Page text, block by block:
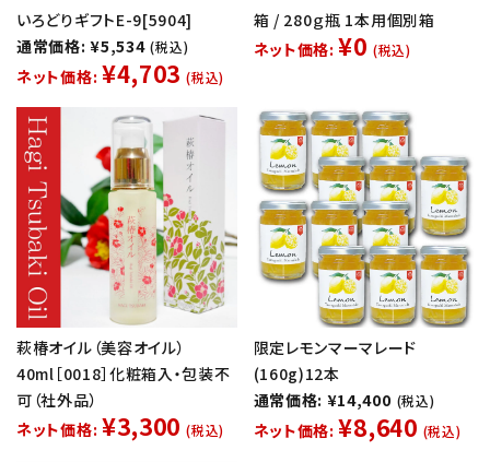
いろどりギフトE-9[5904]
通常価格: ¥5,534 (税込)
ネット価格: ¥4,703 (税込)
箱 / 280ｇ瓶 1本用個別箱
ネット価格: ¥0 (税込)
萩椿オイル（美容オイル）
40ml［0018］化粧箱入・包装不
可（社外品）
ネット価格: ¥3,300 (税込)
限定レモンマーマレード
(160g)12本
通常価格: ¥14,400 (税込)
ネット価格: ¥8,640 (税込)